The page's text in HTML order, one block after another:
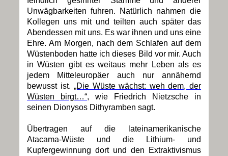
Unwägbarkeiten fuhren. Natürlich nahmen die
Kollegen uns mit und teilten auch später das
Abendessen mit uns. Es war ihnen und uns eine
Ehre. Am Morgen, nach dem Schlafen auf dem
Wüstenboden hatte ich dieses Bild vor mir. Auch
in Wüsten gibt es weitaus mehr Leben als es
jedem Mitteleuropäer auch nur annähernd
bewusst ist.„Die Wüste wächst: weh dem, der
Wüsten birgt…“, wie Friedrich Nietzsche in
seinen Dionysos Dithyramben sagt.
Übertragen auf die lateinamerikanische
Atacama-Wüste und die Lithium- und
Kupfergewinnung dort und den Extraktivismus